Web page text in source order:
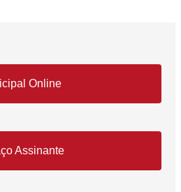
Online
Assinante